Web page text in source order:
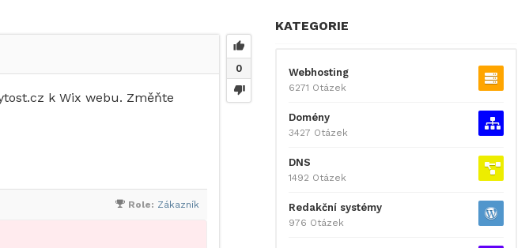
0
k Wix webu. Změňte
Role: Zákazník
KATEGORIE
Webhosting
6271 Otázek
Domény
3427 Otázek
DNS
1492 Otázek
Redakční systémy
976 Otázek